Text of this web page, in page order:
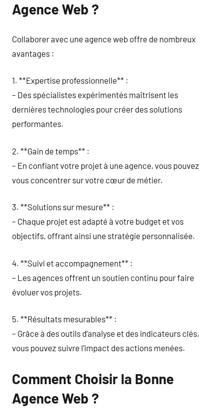
Agence Web ?
Collaborer avec une agence web offre de nombreux
avantages :
1. **Expertise professionnelle** :
– Des spécialistes expérimentés maîtrisent les
dernières technologies pour créer des solutions
performantes.
2. **Gain de temps** :
– En confiant votre projet à une agence, vous pouvez
vous concentrer sur votre cœur de métier.
3. **Solutions sur mesure** :
– Chaque projet est adapté à votre budget et vos
objectifs, offrant ainsi une stratégie personnalisée.
4. **Suivi et accompagnement** :
– Les agences offrent un soutien continu pour faire
évoluer vos projets.
5. **Résultats mesurables** :
– Grâce à des outils d’analyse et des indicateurs clés,
vous pouvez suivre l’impact des actions menées.
Comment Choisir la Bonne
Agence Web ?